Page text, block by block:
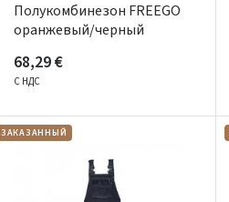
Полукомбинезон FREEGO
оранжевый/черный
68,29 €
С НДС
ЗАКАЗАННЫЙ